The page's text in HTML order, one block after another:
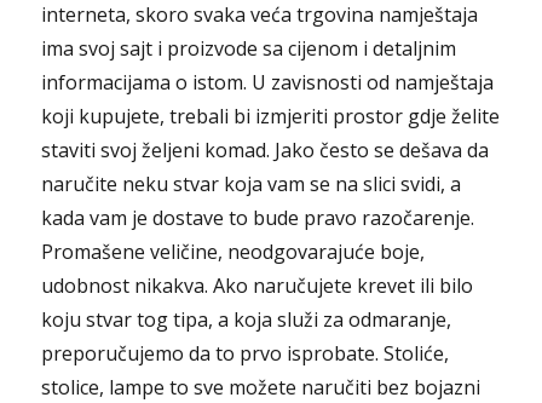
interneta, skoro svaka veća trgovina namještaja
ima svoj sajt i proizvode sa cijenom i detaljnim
informacijama o istom. U zavisnosti od namještaja
koji kupujete, trebali bi izmjeriti prostor gdje želite
staviti svoj željeni komad. Jako često se dešava da
naručite neku stvar koja vam se na slici svidi, a
kada vam je dostave to bude pravo razočarenje.
Promašene veličine, neodgovarajuće boje,
udobnost nikakva. Ako naručujete krevet ili bilo
koju stvar tog tipa, a koja služi za odmaranje,
preporučujemo da to prvo isprobate. Stoliće,
stolice, lampe to sve možete naručiti bez bojazni